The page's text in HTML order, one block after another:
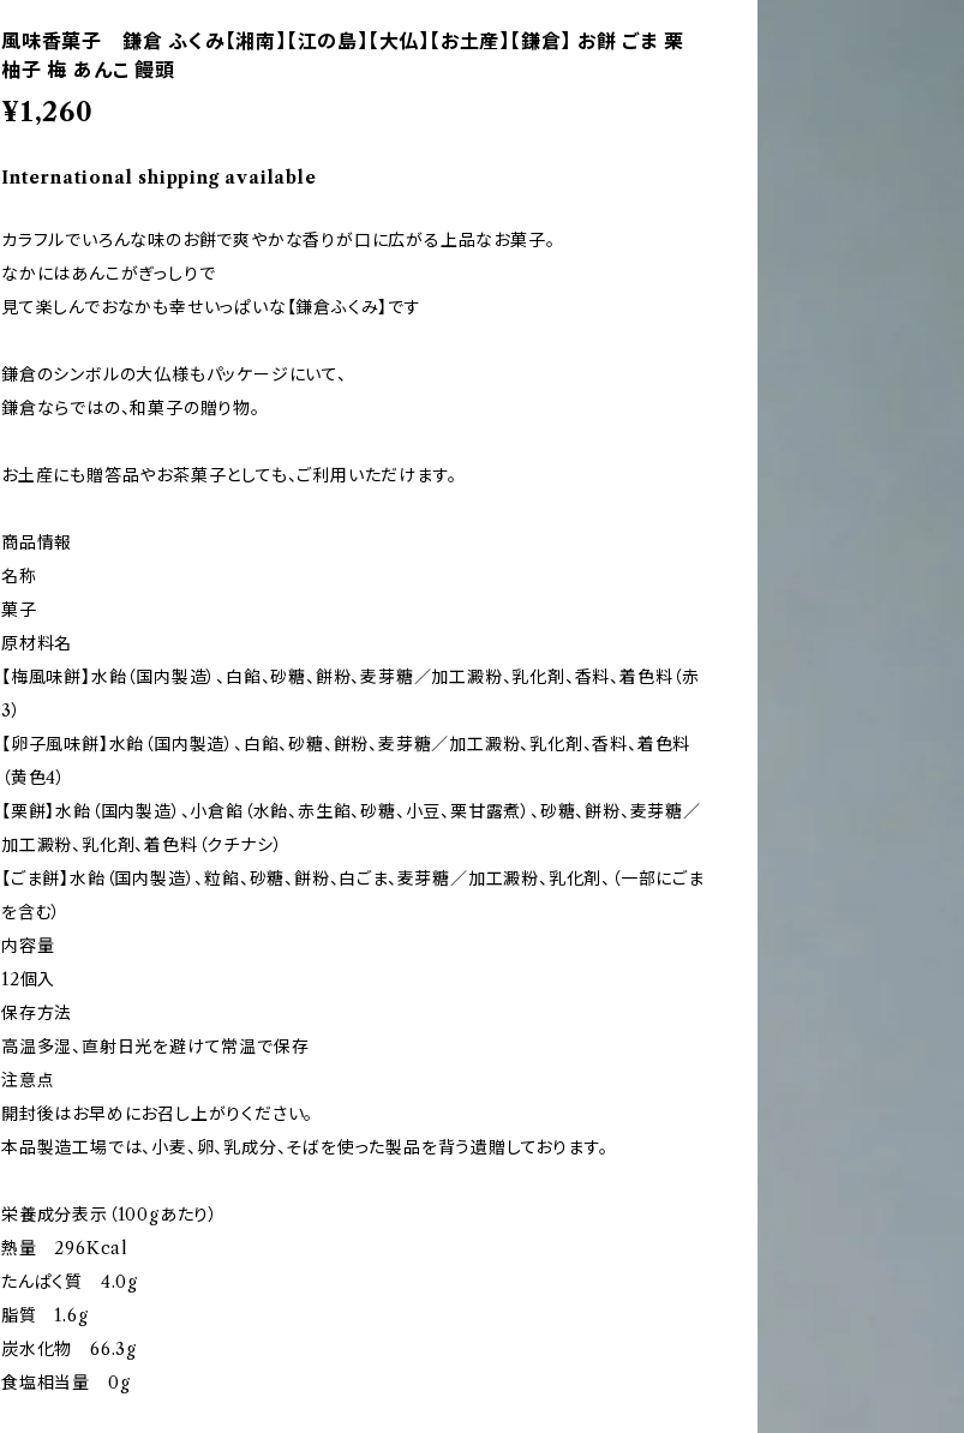
風味香菓子 鎌倉 ふくみ【湘南】【江の島】【大仏】【お土産】【鎌倉】 お餅 ごま 栗
柚子 梅 あんこ 饅頭
¥1,260
International shipping available
カラフルでいろんな味のお餅で爽やかな香りが口に広がる上品なお菓子。
なかにはあんこがぎっしりで
見て楽しんでおなかも幸せいっぱいな【鎌倉ふくみ】です
鎌倉のシンボルの大仏様もパッケージにいて、
鎌倉ならではの、和菓子の贈り物。
お土産にも贈答品やお茶菓子としても、ご利用いただけます。
商品情報
名称
菓子
原材料名
【梅風味餅】水飴（国内製造）、白餡、砂糖、餅粉、麦芽糖／加工澱粉、乳化剤、香料、着色料（赤
3）
【卵子風味餅】水飴（国内製造）、白餡、砂糖、餅粉、麦芽糖／加工澱粉、乳化剤、香料、着色料
（黄色4）
【栗餅】水飴（国内製造）、小倉餡（水飴、赤生餡、砂糖、小豆、栗甘露煮）、砂糖、餅粉、麦芽糖／
加工澱粉、乳化剤、着色料（クチナシ）
【ごま餅】水飴（国内製造）、粒餡、砂糖、餅粉、白ごま、麦芽糖／加工澱粉、乳化剤、（一部にごま
を含む）
内容量
12個入
保存方法
高温多湿、直射日光を避けて常温で保存
注意点
開封後はお早めにお召し上がりください。
本品製造工場では、小麦、卵、乳成分、そばを使った製品を背う遺贈しております。
栄養成分表示（100gあたり）
熱量 296Kcal
たんぱく質 4.0g
脂質 1.6g
炭水化物 66.3g
食塩相当量 0g